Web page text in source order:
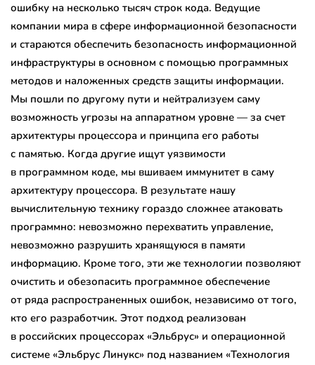
ошибку на несколько тысяч строк кода. Ведущие
компании мира в сфере информационной безопасности
и стараются обеспечить безопасность информационной
инфраструктуры в основном с помощью программных
методов и наложенных средств защиты информации.
Мы пошли по другому пути и нейтрализуем саму
возможность угрозы на аппаратном уровне — за счет
архитектуры процессора и принципа его работы
с памятью. Когда другие ищут уязвимости
в программном коде, мы вшиваем иммунитет в саму
архитектуру процессора. В результате нашу
вычислительную технику гораздо сложнее атаковать
программно: невозможно перехватить управление,
невозможно разрушить хранящуюся в памяти
информацию. Кроме того, эти же технологии позволяют
очистить и обезопасить программное обеспечение
от ряда распространенных ошибок, независимо от того,
кто его разработчик. Этот подход реализован
в российских процессорах «Эльбрус» и операционной
системе «Эльбрус Линукс» под названием «Технология